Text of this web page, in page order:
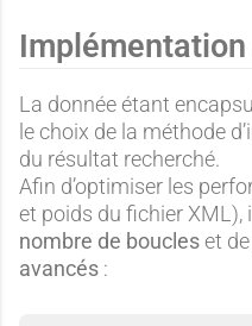
La donnée étant
le choix de la méthode
du résultat recherché.
Afin d’optimiser les
et poids du fichier XML),
nombre de boucleset
avancés :